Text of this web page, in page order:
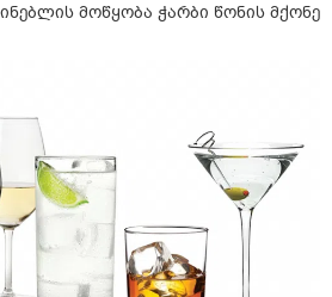
მოწყობა ჭარბი წონის მქონე